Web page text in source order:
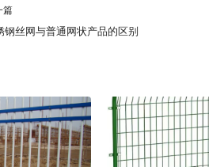
篇
钢丝网与普通网状产品的区别